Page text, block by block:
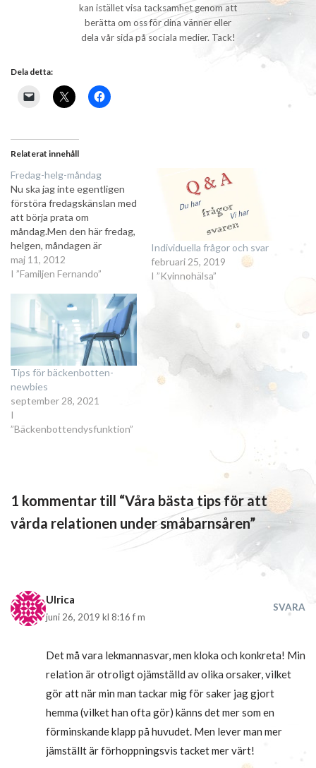
kan istället visa tacksamhet genom att
berätta om oss för dina vänner eller
dela vår sida på sociala medier. Tack!
Dela detta:
Relaterat innehåll
Fredag-helg-måndag
Nu ska jag inte egentligen
förstöra fredagskänslan med
att börja prata om
måndag.Men den här fredag,
helgen, måndagen är
speciell. Idag under dagen
ska jag få den sista skriftliga
handledaren och dessutom
rättningsförslag
korrekturläsning från en
kollega, från Joseph och från
min chef. Redan för någon
dag sedan…
maj 11, 2012
I ”Familjen Fernando”
Individuella frågor och svar
februari 25, 2019
I ”Kvinnohälsa”
Tips för bäckenbotten-
newbies
september 28, 2021
I
”Bäckenbottendysfunktion”
1 kommentar till “Våra bästa tips för att
vårda relationen under småbarnsåren”
Ulrica
juni 26, 2019 kl 8:16 f m
SVARA
Det må vara lekmannasvar, men kloka och konkreta! Min
relation är otroligt ojämställd av olika orsaker, vilket
gör att när min man tackar mig för saker jag gjort
hemma (vilket han ofta gör) känns det mer som en
förminskande klapp på huvudet. Men lever man mer
jämställt är förhoppningsvis tacket mer värt!